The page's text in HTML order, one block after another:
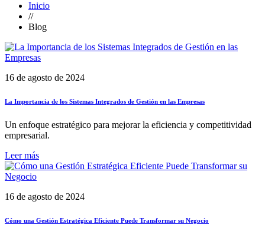
Inicio
//
Blog
16 de agosto de 2024
La Importancia de los Sistemas Integrados de Gestión en las Empresas
Un enfoque estratégico para mejorar la eficiencia y competitividad
empresarial.
Leer más
16 de agosto de 2024
Cómo una Gestión Estratégica Eficiente Puede Transformar su Negocio